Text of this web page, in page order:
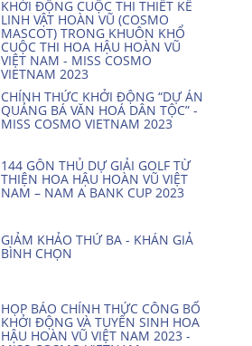
KHỞI ĐỘNG CUỘC THI THIẾT KẾ
LINH VẬT HOÀN VŨ (COSMO
MASCOT) TRONG KHUÔN KHỔ
CUỘC THI HOA HẬU HOÀN VŨ
VIỆT NAM - MISS COSMO
VIETNAM 2023
CHÍNH THỨC KHỞI ĐỘNG “DỰ ÁN
QUẢNG BÁ VĂN HOÁ DÂN TỘC” -
MISS COSMO VIETNAM 2023
144 GÔN THỦ DỰ GIẢI GOLF TỪ
THIỆN HOA HẬU HOÀN VŨ VIỆT
NAM – NAM A BANK CUP 2023
GIẢM KHẢO THỨ BA - KHÁN GIẢ
BÌNH CHỌN
HỌP BÁO CHÍNH THỨC CÔNG BỐ
KHỞI ĐỘNG VÀ TUYỂN SINH HOA
HẬU HOÀN VŨ VIỆT NAM 2023 -